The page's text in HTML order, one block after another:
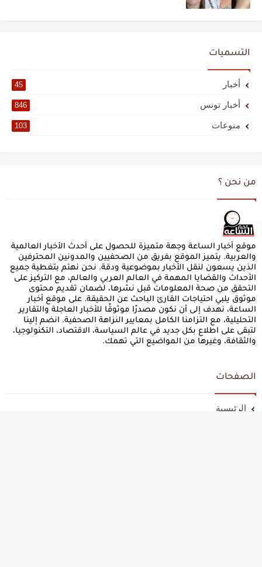
التسميات
أخبار 45
أخبار تونس 846
منوعات 103
من نحن ؟
موقع أخبار الساعة وجهة متميزة للحصول على أحدث الأخبار العالمية
والعربية. يتميز الموقع بفريق من الصحفيين والمدونين المحترفين
الذين يسعون لنقل الأخبار بموضوعية ودقة. نحن نهتم بتغطية جميع
الأحداث والقضايا المهمة في العالم العربي والعالم، مع التركيز على
التحقق من صحة المعلومات قبل نشرها، لضمان تقديم محتوى
موثوق يلبي احتياجات القارئ الباحث عن الحقيقة. على موقع أخبار
الساعة، نهدف إلى أن نكون مصدرًا موثوقًا للأخبار العاجلة والتقارير
التحليلية، مع التزامنا الكامل بمعايير النزاهة الصحفية. انضم إلينا
لتبقى على اطلاع بكل جديد في عالم السياسة، الاقتصاد، التكنولوجيا،
والثقافة، وغيرها من المواضيع التي تهمك.
الصفحات
الرئيسية